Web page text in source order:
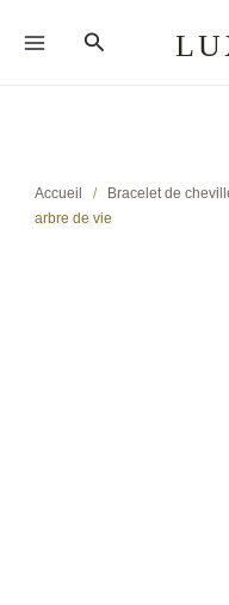
Rechercher
Accueil / Bracelet de
arbre de vie